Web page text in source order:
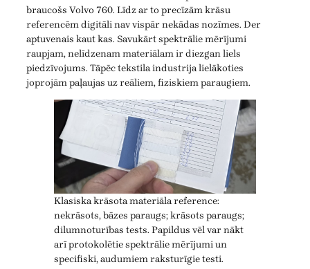
braucošs Volvo 760. Līdz ar to precīzām krāsu
referencēm digitāli nav vispār nekādas nozīmes. Der
aptuvenais kaut kas. Savukārt spektrālie mērījumi
raupjam, nelīdzenam materiālam ir diezgan liels
piedzīvojums. Tāpēc tekstila industrija lielākoties
joprojām paļaujas uz reāliem, fiziskiem paraugiem.
Klasiska krāsota materiāla reference:
nekrāsots, bāzes paraugs; krāsots paraugs;
dilumnoturības tests. Papildus vēl var nākt
arī protokolētie spektrālie mērījumi un
specifiski, audumiem raksturīgie testi.